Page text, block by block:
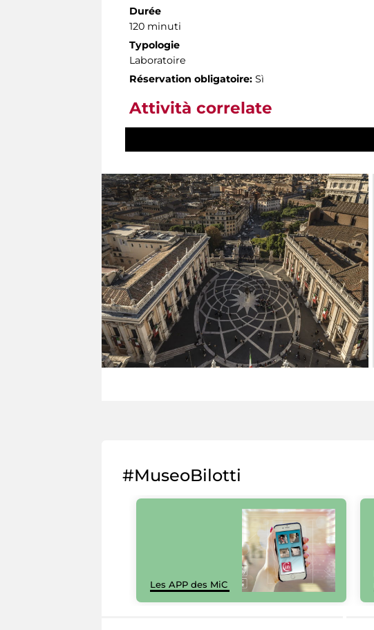
Durée
120 minuti
Typologie
Laboratoire
Réservation obligatoire: Sì
Attività correlate
#MuseoBilotti
Les APP des MiC